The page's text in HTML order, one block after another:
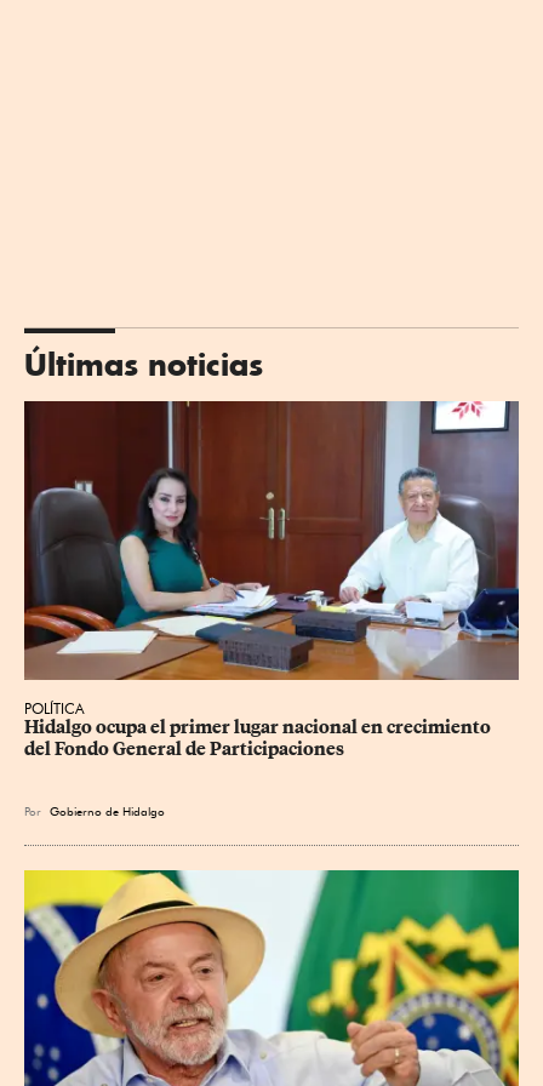
Últimas noticias
POLÍTICA
Hidalgo ocupa el primer lugar nacional en crecimiento
del Fondo General de Participaciones
Por Gobierno de Hidalgo